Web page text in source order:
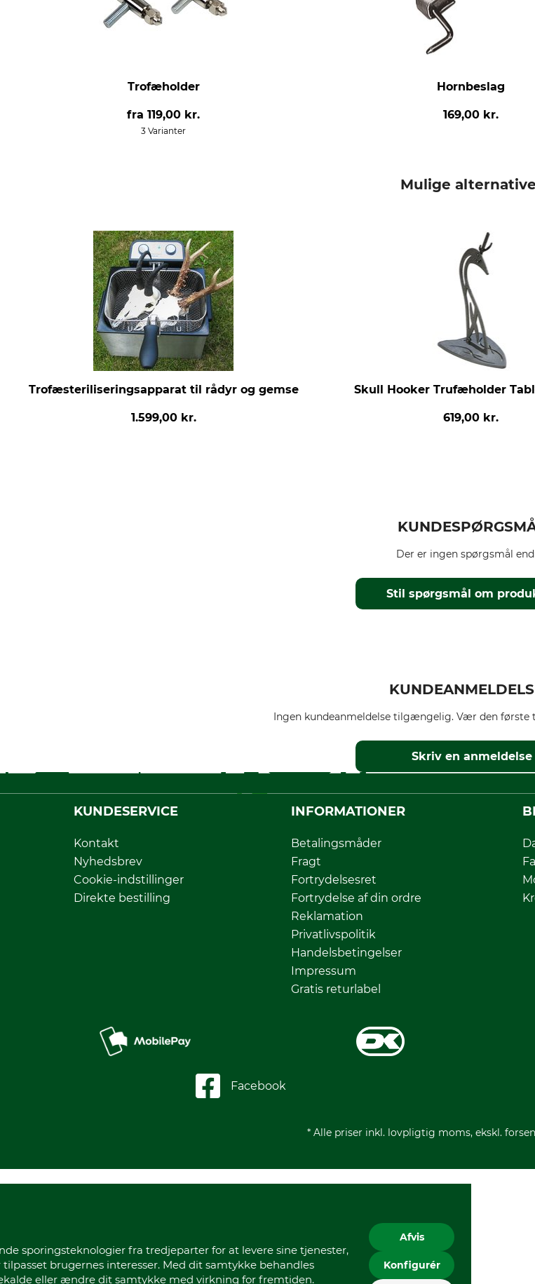
Trofæholder
fra119,00 kr.
3 Varianter
Hornbeslag
169,00 kr.
Mulige
Trofæsteriliseringsapparat til rådyr og gemse
1.599,00 kr.
Skull Hooker Trufæholder
619,00 kr.
Stil spørgsmål om
Der er ingen spørgsmål
Ingen kundeanmeldelse tilgængelig. Vær den første
Skriv en anmeldelse
KUNDESERVICE
Kontakt
Nyhedsbrev
Cookie-indstillinger
Direkte bestilling
INFORMATIONER
Betalingsmåder
Fragt
Fortrydelsesret
Fortrydelse af din ordre
Reklamation
Privatlivspolitik
Handelsbetingelser
Impressum
Gratis returlabel
Facebook
* Alle priser inkl. lovpligtig moms, ekskl.
sporingsteknologier fra tredjeparter for at levere sine tjenester,
brugernes interesser. Med dit samtykke behandles
eller ændre dit samtykke med virkning for fremtiden.
Afvis
Konfigurér